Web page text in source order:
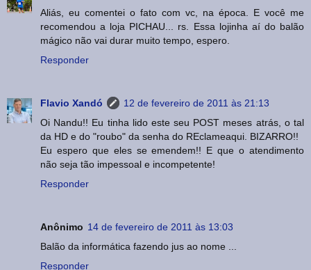
Aliás, eu comentei o fato com vc, na época. E você me
recomendou a loja PICHAU... rs. Essa lojinha aí do balão
mágico não vai durar muito tempo, espero.
Responder
Flavio Xandó
12 de fevereiro de 2011 às 21:13
Oi Nandu!! Eu tinha lido este seu POST meses atrás, o tal
da HD e do "roubo" da senha do REclameaqui. BIZARRO!!
Eu espero que eles se emendem!! E que o atendimento
não seja tão impessoal e incompetente!
Responder
Anônimo 14 de fevereiro de 2011 às 13:03
Balão da informática fazendo jus ao nome ...
Responder